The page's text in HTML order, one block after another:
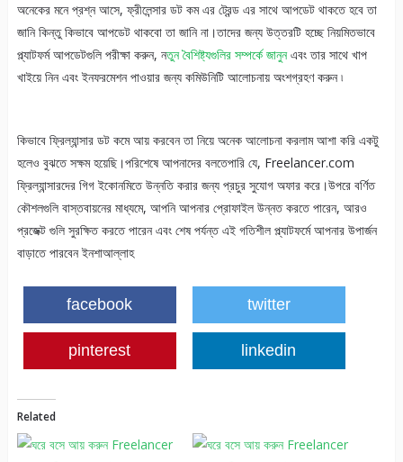
অনেকের মনে প্রশ্ন আসে, ফ্রীলেন্সার ডট কম এর ট্রেন্ড এর সাথে আপডেট থাকতে হবে তা
জানি কিন্তু কিভাবে আপডেট থাকবো তা জানি না।তাদের জন্য উত্তরটি হচ্ছে নিয়মিতভাবে
প্ল্যাটফর্ম আপডেটগুলি পরীক্ষা করুন, নতুন বৈশিষ্ট্যগুলির সম্পর্কে জানুনএবং তার সাথে খাপ
খাইয়ে নিন এবং ইনফরমেশন পাওয়ার জন্য কমিউনিটি আলোচনায় অংশগ্রহণ করুন ৷
কিভাবে ফ্রিল্যান্সার ডট কমে আয় করবেন তা নিয়ে অনেক আলোচনা করলাম আশা করি একটু
হলেও বুঝতে সক্ষম হয়েছি।পরিশেষে আপনাদের বলতেপারি যে, Freelancer.com
ফ্রিল্যান্সারদের গিগ ইকোনমিতে উন্নতি করার জন্য প্রচুর সুযোগ অফার করে।উপরে বর্ণিত
কৌশলগুলি বাস্তবায়নের মাধ্যমে, আপনি আপনার প্রোফাইল উন্নত করতে পারেন, আরও
প্রজেক্ট গুলি সুরক্ষিত করতে পারেন এবং শেষ পর্যন্ত এই গতিশীল প্ল্যাটফর্মে আপনার উপার্জন
বাড়াতে পারবেন ইনশাআল্লাহ
facebook twitter
pinterest linkedin
Related